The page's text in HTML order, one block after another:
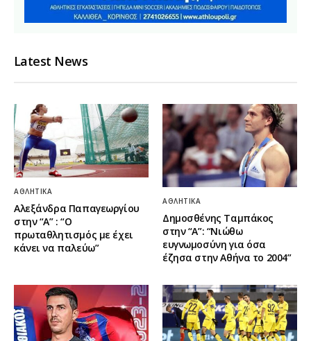
Latest News
ΑΘΛΗΤΙΚΆ
Αλεξάνδρα Παπαγεωργίου
στην “Α” : “Ο
πρωταθλητισμός με έχει
κάνει να παλεύω”
ΑΘΛΗΤΙΚΆ
Δημοσθένης Ταμπάκος
στην “A”: “Νιώθω
ευγνωμοσύνη για όσα
έζησα στην Αθήνα το 2004”